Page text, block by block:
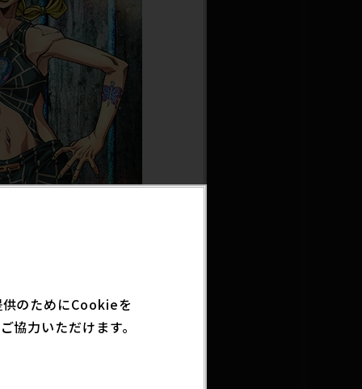
なりました！！
のためにCookieを
力いただけます。